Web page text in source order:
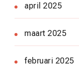
april 2025
maart 2025
februari 2025